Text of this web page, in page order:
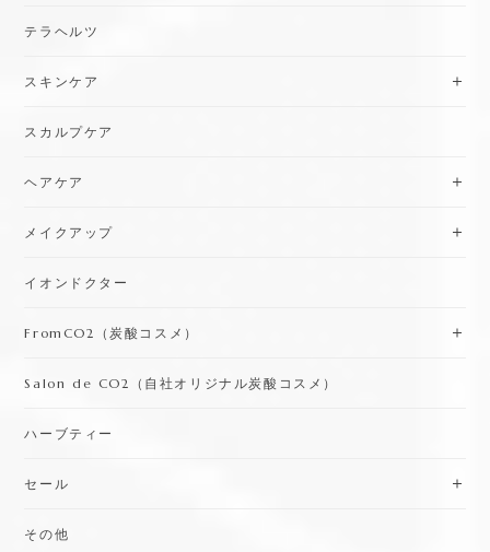
テラヘルツ
スキンケア
スカルプケア
ヘアケア
メイクアップ
イオンドクター
FromCO2（炭酸コスメ）
Salon de CO2（自社オリジナル炭酸コスメ）
ハーブティー
セール
その他